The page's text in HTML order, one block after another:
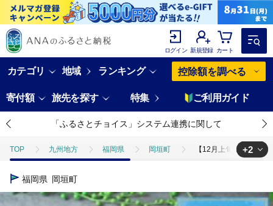
ログイン 新規登録 カート
カテゴリ 地域 ランキング 控除額を調べる
寄付額 旅先を探す 特集 ご利用ガイド
「ふるさとチョイス」システム連携に関して
TOP 九州地方 福岡県 岡垣町 【12月上旬より順次
TOP
TOP フルーツ いちご 【12月上旬より順次発送】福岡産【
+2
福岡県 岡垣町